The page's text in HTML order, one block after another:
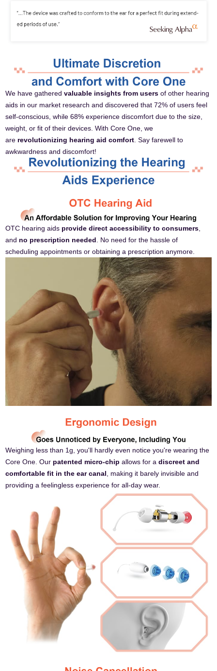
We have gatheredvaluable insights from users of other hearing
aids in our market research and discovered that 72% of users feel
self-conscious, while 68% experience discomfort due to the size,
weight, or fit of their devices. With Core One, we
are revolutionizing hearing aid comfort . Say farewell to
awkwardness and discomfort!
OTC hearing aids provide direct accessibility to consumers
and no prescription needed . No need for the hassle of
scheduling appointments or obtaining a prescription anymore.
Weighing less than 1g, you'll hardly even notice you're wearing the
Core One. Our patented micro-chip allows for a discreet and
comfortable fit in the ear canal , making it barely invisible and
providing a feelingless experience for all-day wear.